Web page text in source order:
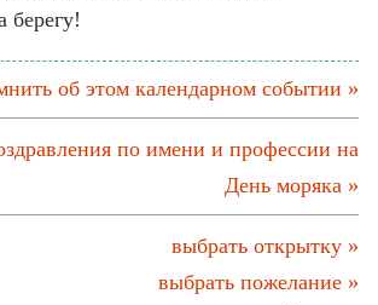
берегу!
об этом календарном событии »
по имени и профессии на
День моряка »
выбрать открытку »
выбрать пожелание »